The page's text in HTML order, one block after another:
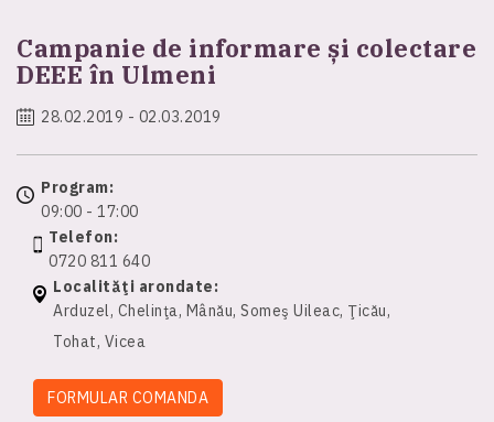
Campanie de informare și colectare
DEEE în Ulmeni
28.02.2019 - 02.03.2019
Program:
09:00 - 17:00
Telefon:
0720 811 640
Localităţi arondate:
Arduzel, Chelinţa, Mânău, Someş Uileac, Ţicău,
Tohat, Vicea
FORMULAR COMANDA